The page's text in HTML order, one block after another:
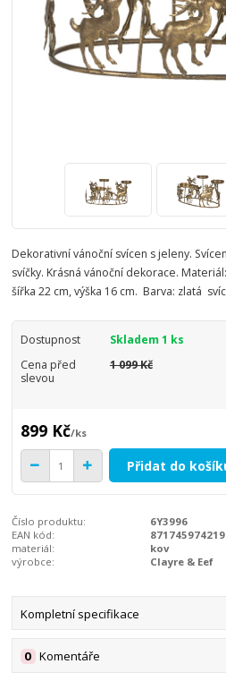
Dekorativní vánoční svícen s jeleny.
svíčky. Krásná vánoční dekorace.
šířka 22 cm, výška 16 cm. Barva: zlatá
Dostupnost
Skladem 1 ks
Cena před
slevou
1 099 Kč
899 Kč/ks
Přidat do
Číslo produktu:
6Y3996
EAN kód:
materiál:
kov
výrobce:
Clayre & Eef
Kompletní specifikace
Komentáře
0